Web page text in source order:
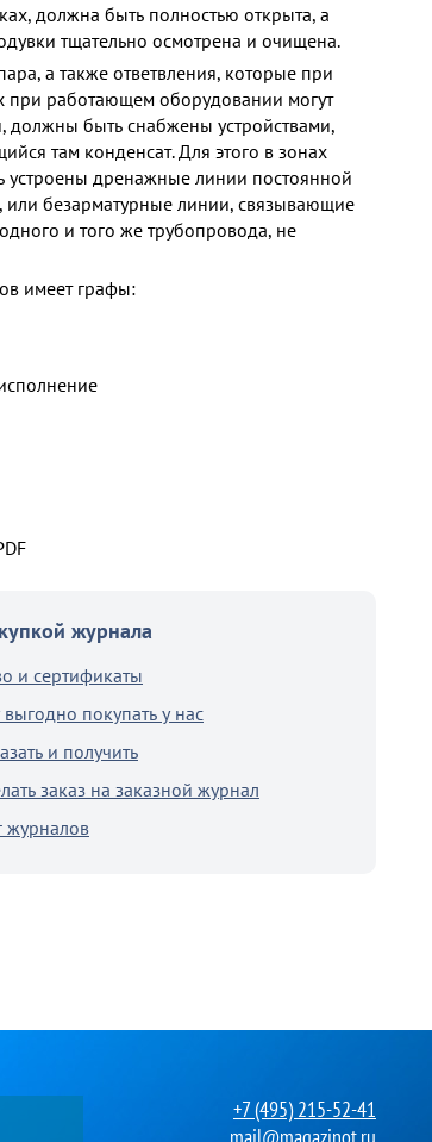
должна быть полностью открыта, а
тщательно осмотрена и очищена.
а также ответвления, которые при
работающем оборудовании могут
должны быть снабжены устройствами,
там конденсат. Для этого в зонах
устроены дренажные линии постоянной
безарматурные линии, связывающие
и того же трубопровода, не
имеет графы:
журнала
и сертификаты
покупать у нас
и получить
заказ на заказной журнал
журналов
+7 (495) 215-52-41